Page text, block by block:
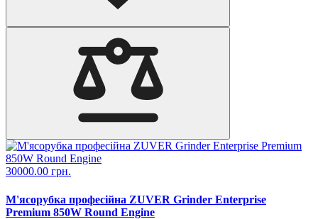
30000.00 грн.
М'ясорубка професійна ZUVER Grinder Enterprise
Premium 850W Round Engine